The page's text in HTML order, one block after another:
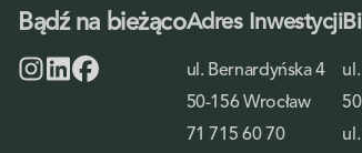
Bądź na bieżącoAdres Inwestycji
ul. Bernardyńska 4
50-156 Wrocław
71 715 60 70